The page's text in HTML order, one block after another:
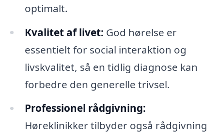
optimalt.
Kvalitet af livet: God hørelse er
essentielt for social interaktion og
livskvalitet, så en tidlig diagnose kan
forbedre den generelle trivsel.
Professionel rådgivning:
Høreklinikker tilbyder også rådgivning